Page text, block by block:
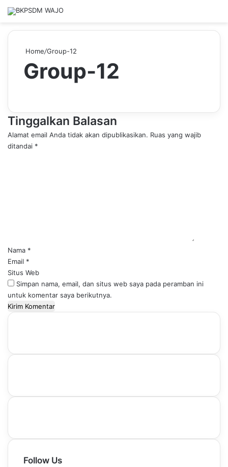
Home/Group-12
Group-12
Tinggalkan Balasan
Alamat email Anda tidak akan dipublikasikan. Ruas yang wajib
ditandai *
*Nama *
Email *
Situs Web
Simpan nama, email, dan situs web saya pada peramban ini
untuk komentar saya berikutnya.
Follow Us